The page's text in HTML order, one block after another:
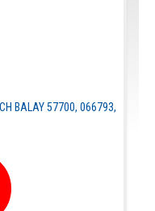
BALAY 57700, 066793,